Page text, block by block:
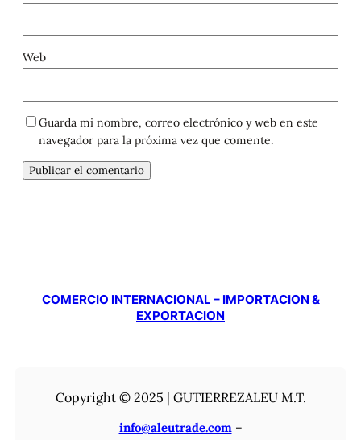
Web
Guarda mi nombre, correo electrónico y web en este
navegador para la próxima vez que comente.
COMERCIO INTERNACIONAL – IMPORTACION &
EXPORTACION
Copyright © 2025 | GUTIERREZALEU M.T.
info@aleutrade.com –